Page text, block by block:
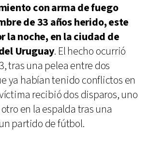
con arma de fuego
de 33 años herido, este
la noche, en la ciudad de
Uruguay. El hecho ocurrió
tras una pelea entre dos
ya habían tenido conflictos en
recibió dos disparos, uno
en la espalda tras una
partido de fútbol.